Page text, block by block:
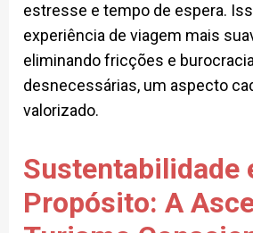
estresse e tempo de espera.
experiência de viagem mais
eliminando fricções e
desnecessárias, um aspecto
valorizado.
Sustentabilidade
Propósito: A